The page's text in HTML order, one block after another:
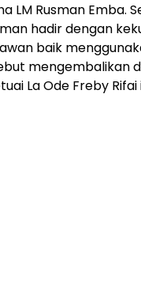
LM Rusman Emba.
hadir dengan
baik
mengembalikan
La Ode Freby Rifai